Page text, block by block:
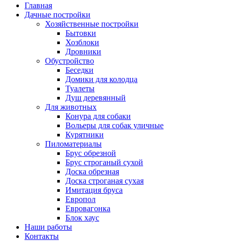
Главная
Дачные постройки
Хозяйственные постройки
Бытовки
Хозблоки
Дровники
Обустройство
Беседки
Домики для колодца
Туалеты
Душ деревянный
Для животных
Конура для собаки
Вольеры для собак уличные
Курятники
Пиломатериалы
Брус обрезной
Брус строганый сухой
Доска обрезная
Доска строганая сухая
Имитация бруса
Европол
Евровагонка
Блок хаус
Наши работы
Контакты